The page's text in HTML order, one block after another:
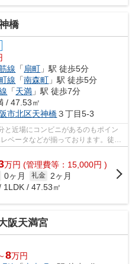
橋
線 「扇町 」駅 徒歩5分
線 「南森町 」駅 徒歩5分
「天満 」駅 徒歩7分
/ 47.53㎡
市北区天神橋３丁目5-3
と近場にコンビニがあるのもポイン
ベータなどが揃っております。徒歩
万円 (管理費等：15,000円 )
0ヶ月 礼金
2ヶ月
1LDK / 47.53㎡
阪天満宮
8万円